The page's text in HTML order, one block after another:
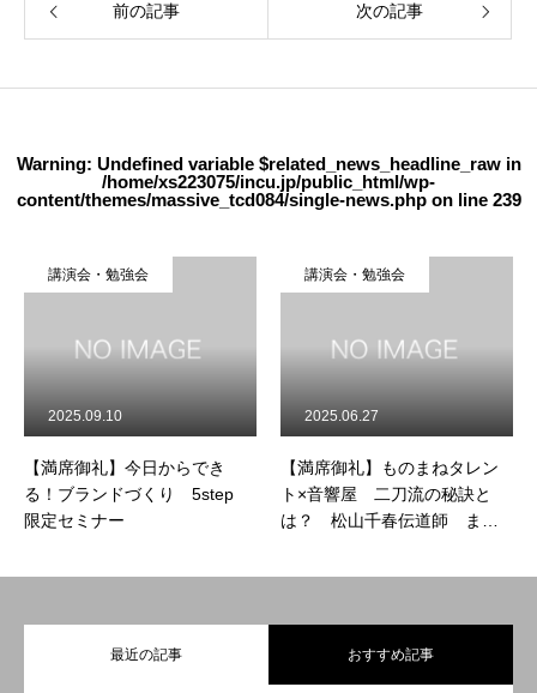
前の記事 次の記事
Warning: Undefined variable $related_news_headline_raw in
/home/xs223075/incu.jp/public_html/wp-
content/themes/massive_tcd084/single-news.phpon line 239
講演会・勉強会
【満席御礼】今日からでき
る！ブランドづくり 5step
限定セミナー
2025.09.10
講演会・勉強会
【満席御礼】ものまねタレン
ト×音響屋 二刀流の秘訣と
は？ 松山千春伝道師 まっ
2025.06.27
最近の記事 おすすめ記事